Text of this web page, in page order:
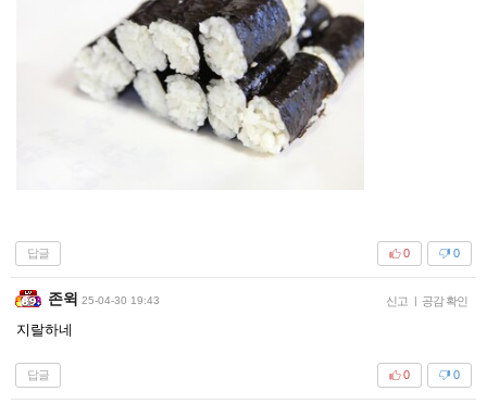
답글 0
0
존윅 25-04-30 19:43 신고 | 공감 확인
지랄하네
답글 0
0